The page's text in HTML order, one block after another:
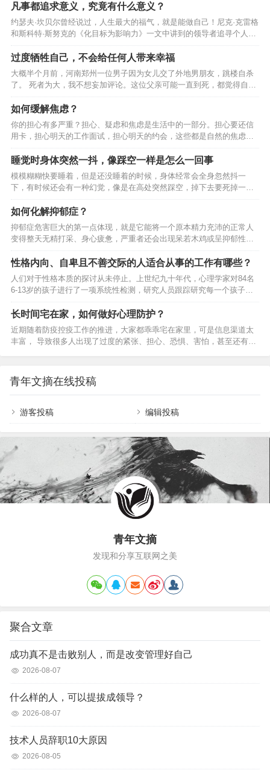
人对压力更加敏感，也会表现出更多抑郁症状。一项小型的初步研究
中，研究者测试了30名被试的人格和心理健康状况，比如压力反应（对
压力源产生反应的倾向，通过唾液中压力荷尔蒙水平来测量），开放
性，自律，外向性，同情心，情绪稳定性，自尊和抑郁症状。一半的被
试自述称阅读过自助类书籍，另一半则没有。按照阅读书籍的类型，将
自助类…
凡事都追求意义，究竟有什么意义？
约瑟夫·坎贝尔曾经说过，人生最大的福气，就是能做自己！尼克·克雷格
和斯科特·斯努克的《化目标为影响力》一文中讲到的领导者追寻个人目
标”的过程让我感同身受。下面跟大家分享其中的一些有意思的发现，并
带给大家一些实用的心理准备和操作建议。什么是驱动成功背后最重要
的因素？领导者在不断变化的技术、 政策、人才与竞争环境中， 必须时
刻做出不同的战略选择。 然而， 有许多的因素影响着他们的最终决策。
我们发现领导者针对变化的反应，从低到高分为4个层次，这些不同的反
应影响了领导者对行为的预测能力，也就是…
过度牺牲自己，不会给任何人带来幸福
大概半个月前，河南郑州一位男子因为女儿交了外地男朋友，跳楼自杀
了。 死者为大，我不想妄加评论。这位父亲可能一直到死，都觉得自己
深爱女儿。但这种爱，却可能毁掉女儿。为人父母，付出了很多，却害
了孩子，可以说是巨大的人生失败。这种悲剧的造成，就是因为父母具
有强烈的付出上瘾症”，不懂生而为人，要适当自私。你被这张图片里的
场景戳中了吗？1我们团队的90后特别爱吐槽。小姐姐好奇，问她们觉得
父母哪句话最伤人，结果我都是为了你”，获得全票通过。作为长期靠互
怼增加颜值的团队，这么和谐的场面好几年都没见过…
如何缓解焦虑？
你的担心有多严重？担心、疑虑和焦虑是生活中的一部分。担心要还信
用卡，担心明天的工作面试，担心明天的约会，这些都是自然的焦虑。
如果这种正常的担忧持续很长时间，且你无法控制，它就会变得过度，
你每天都在担心「万一最坏的事情发生了怎么办」的话，且无法摆脱焦
虑的想法，那么就可以说担心已经影响你了正常生活。持续的担忧、消
极的想法，以及总是担心发生最坏的情况，这些念头会对你的情绪和身
体健康造成损害，会削弱你的情感力量，让你感到焦躁不安，导致失
眠、头疼、胃痛或肌肉紧张，让你在工作和学习中难以集中注意力。你
可能会…
睡觉时身体突然一抖，像踩空一样是怎么一回事
模模糊糊快要睡着，但是还没睡着的时候，身体经常会全身忽然抖一
下，有时候还会有一种幻觉，像是在高处突然踩空，掉下去要死掉一
样，然后就被吓醒了。告诉我，我不是一个人!然后一个医生给我的答案
是 睡觉状态下身体忽然的抖动是神经系统发现你忽然陷入睡眠，很久没
有活动，它以为你死了，所以它就动动，想试试你死了没有事情的起因
是这样的你睡觉的时候，有没有突然踹一下腿或抽搐了下?告诉你真相
——其实这叫肌抽跃，常在睡觉时发生，睡觉时呼吸频率降低的幅度太
大，大脑会认为身体快要死亡了，所以它会发送一个脉冲使身体觉醒。
首先…
如何化解抑郁症？
抑郁症危害巨大的第一点体现，就是它能将一个原本精力充沛的正常人
变得整天无精打采、身心疲惫，严重者还会出现呆若木鸡或呈抑郁性木
僵的状态。持久的情绪不良发展成恶劣的心境。并且这种负面情绪是无
明显外因而产生的，因此很难化解，患者的心情总处在悲伤、压抑、痛
不欲生之中。另一方面，抑郁和焦虑症总是相伴而生，以更年期抑郁症
为代表，这类患者不仅心情抑郁，同时还会出现莫名其妙的精神紧张、
惊恐不安的焦虑情绪。抑郁症造成的伤害是不容忽视的。那么，它都有
哪些症状？面对抑郁症，我们应该做什么？抑郁症是怎么来的？抑郁症
是一…
性格内向、自卑且不善交际的人适合从事的工作有哪些？
人们对于性格本质的探讨从未停止。上世纪九十年代，心理学家对84名
6-13岁的孩子进行了一项系统性检测，研究人员跟踪研究每一个孩子的
每一个行为，并依次做出性格评价。结果发现，同一个孩子在不同的场
景下，所表现出的性格是不同的，比如，这个孩子在吃饭的时候会很活
泼，而在和小伙伴玩耍的时候则会变得很平静，这个时候，单方面的评
价其内向或者外向就显得没有那么大的意义了。于是心理学家得出结
论：情景决定了一个人所表现的性格，每个人都存在性格内倾和外倾的
长时间宅在家，如何做好心理防护？
近期随着防疫控疫工作的推进，大家都乖乖宅在家里，可是信息渠道太
丰富， 导致很多人出现了过度的紧张、担心、恐惧、害怕，甚至还有抑
呼吸困难， 吃不下饭、睡不着觉，从而可能导致身体抵抗力下降。甚至
有的人不放心，到医院去看医生，又增加了交叉感染的风险。所以，科
控疫极为重要，今天为大家分享心理调适六大妙招。 0…
青年文摘在线投稿
游客投稿 编辑投稿
青年文摘
发现和分享互联网之美
聚合文章
成功真不是击败别人，而是改变管理好自己
2026-08-07
什么样的人，可以提拔成领导？
2026-08-07
技术人员辞职10大原因
2026-08-05